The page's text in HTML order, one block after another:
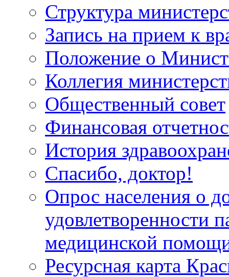
Структура
Запись на прием к
Положение о
Коллегия
Общественный совет
Финансовая
История
Спасибо, доктор!
Опрос населения о
удовлетворенности
медицинской
Ресурсная карта